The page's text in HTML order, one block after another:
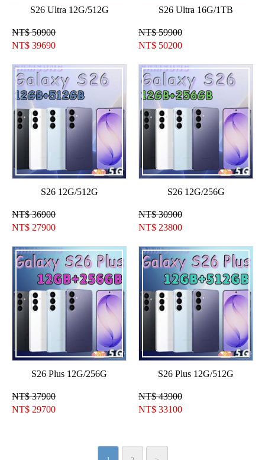
S26 Ultra 12G/512G
NT$ 50900
NT$ 39690
S26 Ultra 16G/1TB
NT$ 59900
NT$ 50200
S26 12G/512G
NT$ 36900
NT$ 27900
S26 12G/256G
NT$ 30900
NT$ 23800
S26 Plus 12G/256G
NT$ 37900
NT$ 29700
S26 Plus 12G/512G
NT$ 43900
NT$ 33100